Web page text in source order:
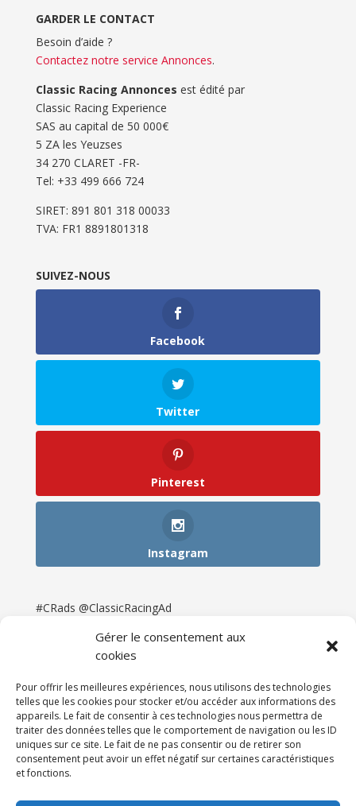
Gérer le consentement aux
cookies
Pour offrir les meilleures expériences, nous utilisons des technologies
telles que les cookies pour stocker et/ou accéder aux informations des
appareils. Le fait de consentir à ces technologies nous permettra de
traiter des données telles que le comportement de navigation ou les ID
uniques sur ce site. Le fait de ne pas consentir ou de retirer son
consentement peut avoir un effet négatif sur certaines caractéristiques
et fonctions.
GARDER LE CONTACT
Besoin d’aide ?
Contactez notre service Annonces.
Classic Racing Annonces est édité par
Classic Racing Experience
SAS au capital de 50 000€
5 ZA les Yeuzses
34 270 CLARET -FR-
Tel: ‭+33 499 666 724‬
SIRET: 891 801 318 00033
TVA: FR1 8891801318
SUIVEZ-NOUS
Facebook
Twitter
Pinterest
Instagram
#CRads @ClassicRacingAd
Newsletter & Presse
Partenaires Tarifs